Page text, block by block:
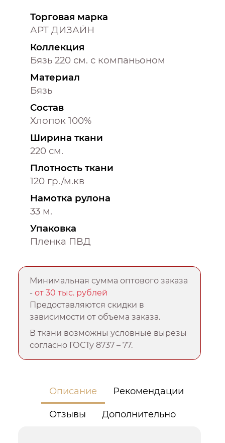
Торговая марка
АРТ ДИЗАЙН
Коллекция
Бязь 220 см. с компаньоном
Материал
Бязь
Состав
Хлопок 100%
Ширина ткани
220 см.
Плотность ткани
120 гр./м.кв
Намотка рулона
33 м.
Упаковка
Пленка ПВД
Минимальная сумма оптового заказа
-от 30 тыс. рублей
Предоставляются скидки в
зависимости от объема заказа.
В ткани возможны условные вырезы
согласно ГОСТу 8737 – 77.
Описание Рекомендации
Отзывы Дополнительно